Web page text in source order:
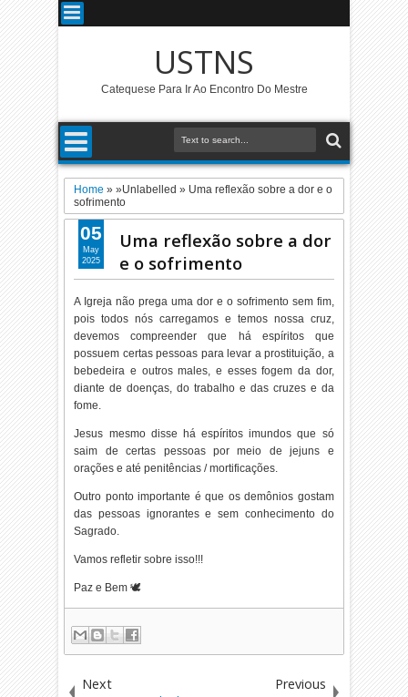
USTNS
Catequese Para Ir Ao Encontro Do Mestre
Home » »Unlabelled » Uma reflexão sobre a dor e o
sofrimento
Uma reflexão sobre a dor
e o sofrimento
A Igreja não prega uma dor e o sofrimento sem fim,
pois todos nós carregamos e temos nossa cruz,
devemos compreender que há espíritos que
possuem certas pessoas para levar a prostituição, a
bebedeira e outros males, e esses fogem da dor,
diante de doenças, do trabalho e das cruzes e da
fome.
Jesus mesmo disse há espíritos imundos que só
saim de certas pessoas por meio de jejuns e
orações e até penitências / mortificações.
Outro ponto importante é que os demônios gostam
das pessoas ignorantes e sem conhecimento do
Sagrado.
Vamos refletir sobre isso!!!
Paz e Bem 🕊️
05
May
2025
Next Previous